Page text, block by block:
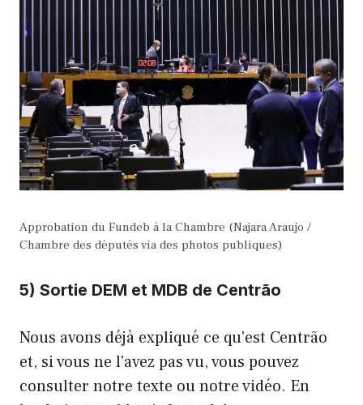
Approbation du Fundeb à la Chambre (Najara Araujo /
Chambre des députés via des photos publiques)
5) Sortie DEM et MDB de Centrão
Nous avons déjà expliqué ce qu'est Centrão
et, si vous ne l'avez pas vu, vous pouvez
consulter notre texte ou notre vidéo. En